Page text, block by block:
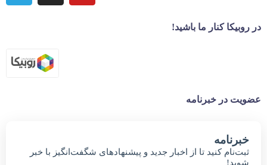
در روبیکا کنار ما باشید!
عضویت در خبرنامه
خبر‌نامه
ثبت‌نام کنید تا از اخبار جدید و پیشنهاد‌های شگفت‌انگیز با خبر
شوید!